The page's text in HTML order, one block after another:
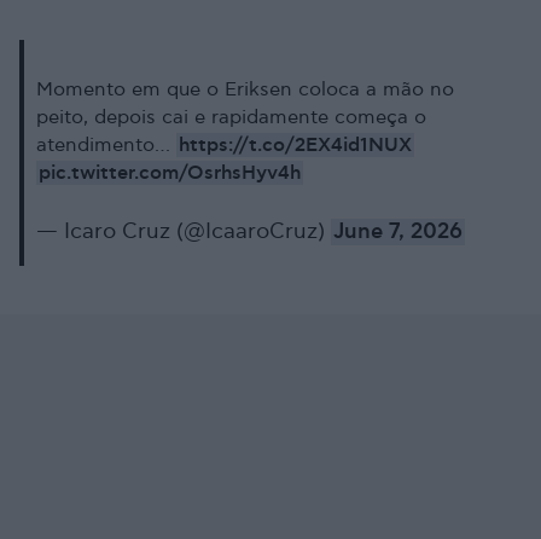
Momento em que o Eriksen coloca a mão no
peito, depois cai e rapidamente começa o
atendimento… https://t.co/2EX4id1NUX
pic.twitter.com/OsrhsHyv4h
— Icaro Cruz (@IcaaroCruz) June 7, 2026